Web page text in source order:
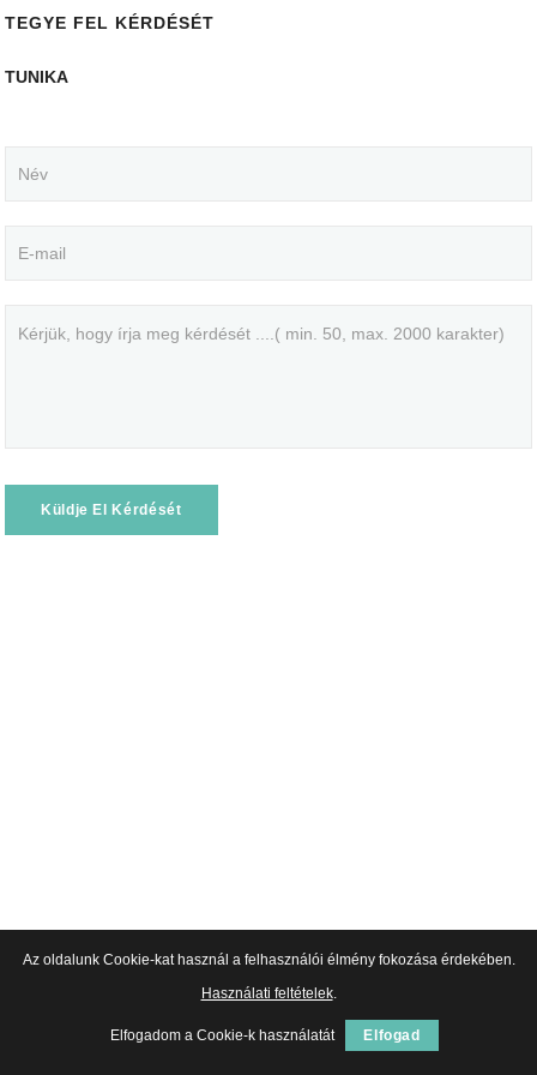
TEGYE FEL KÉRDÉSÉT
TUNIKA
Küldje El Kérdését
Az oldalunk Cookie-kat használ a felhasználói élmény fokozása érdekében.
Használati feltételek.
Elfogadom a Cookie-k használatát Elfogad